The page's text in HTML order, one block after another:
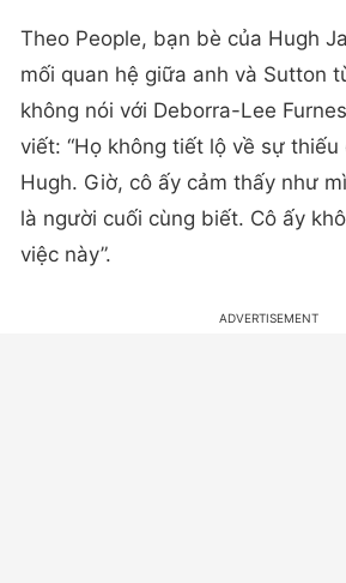
Theo People, bạn bè của Hugh
mối quan hệ giữa anh và Sutton
không nói với Deborra-Lee
viết: “Họ không tiết lộ về sự thiếu
Hugh. Giờ, cô ấy cảm thấy như
là người cuối cùng biết. Cô ấy
việc này”.